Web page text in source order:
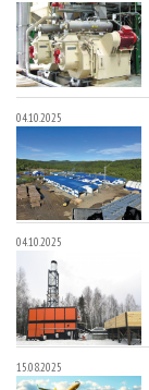
04.10.2025
04.10.2025
15.08.2025